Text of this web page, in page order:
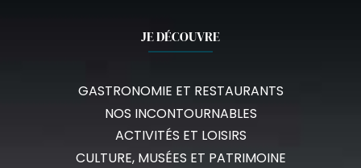
JE DÉCOUVRE
GASTRONOMIE ET RESTAURANTS
NOS INCONTOURNABLES
ACTIVITÉS ET LOISIRS
CULTURE, MUSÉES ET PATRIMOINE